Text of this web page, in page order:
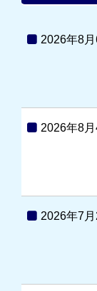
2026年8月
2026年8月
2026年7月